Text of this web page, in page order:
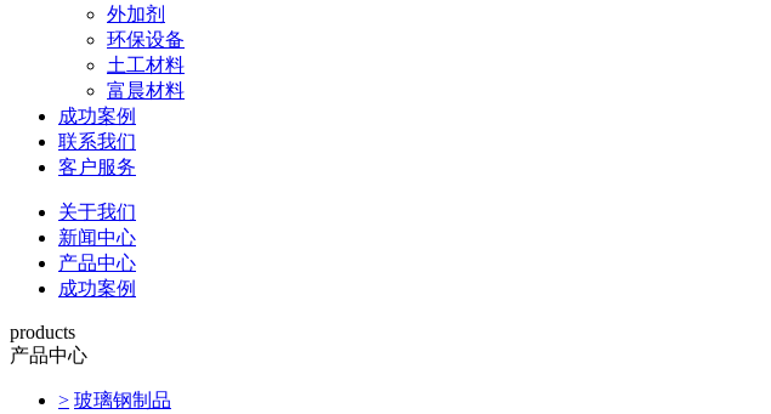
外加剂
环保设备
土工材料
富晨材料
成功案例
联系我们
客户服务
关于我们
新闻中心
产品中心
成功案例
products
产品中心
> 玻璃钢制品